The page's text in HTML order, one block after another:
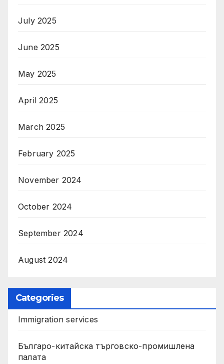
July 2025
June 2025
May 2025
April 2025
March 2025
February 2025
November 2024
October 2024
September 2024
August 2024
Categories
Immigration services
Българо-китайска търговско-промишлена
палата